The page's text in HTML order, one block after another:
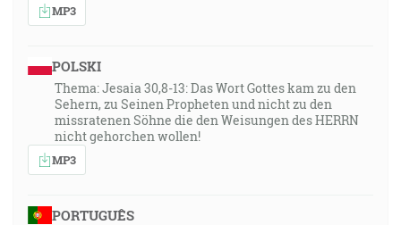
MP3
POLSKI
Thema: Jesaia 30,8-13: Das Wort Gottes kam zu den
Sehern, zu Seinen Propheten und nicht zu den
missratenen Söhne die den Weisungen des HERRN
nicht gehorchen wollen!
MP3
PORTUGUÊS